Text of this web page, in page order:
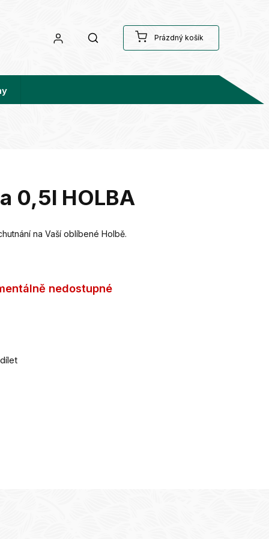
Prázdný košík
0,5l HOLBA
nedostupné
na Vaší oblíbené Holbě.